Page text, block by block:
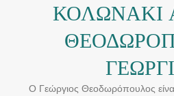
ΚΟΛΩΝΑΚΙ
Ο Γεώργιος Θεοδωρόπουλος